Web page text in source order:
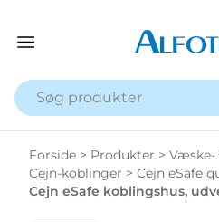
Forside > Produkter > Væske-
Cejn-koblinger > Cejn eSafe
Cejn eSafe koblingshus,